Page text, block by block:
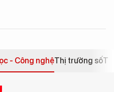
- Công nghệThị trường số